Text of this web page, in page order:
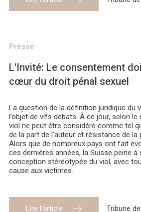
Presse
L'Invité: Le consentement
cœur du droit pénal sexuel
La question de la définition juridique du
l’objet de vifs débats. À ce jour, selon
viol ne peut être considéré comme tel
de la part de l’auteur et résistance de la
Alors que de nombreux pays ont fait
ces dernières années, la Suisse peine à
conception stéréotypée du viol, avec
cause aux victimes.
Lire l’article Tribune